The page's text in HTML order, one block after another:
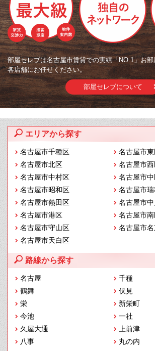
部屋セレブは名古屋市賃貸での実績「NO.1」お
各店舗にお任せください。
部屋セレブについて
エリアから探す
名古屋市千種区
名古屋市
名古屋市北区
名古屋市
名古屋市中村区
名古屋市
名古屋市昭和区
名古屋市
名古屋市熱田区
名古屋市
名古屋市港区
名古屋市
名古屋市守山区
名古屋市
名古屋市天白区
路線から探す
名古屋
千種
鶴舞
伏見
栄
新栄町
今池
一社
久屋大通
上前津
八事
丸の内